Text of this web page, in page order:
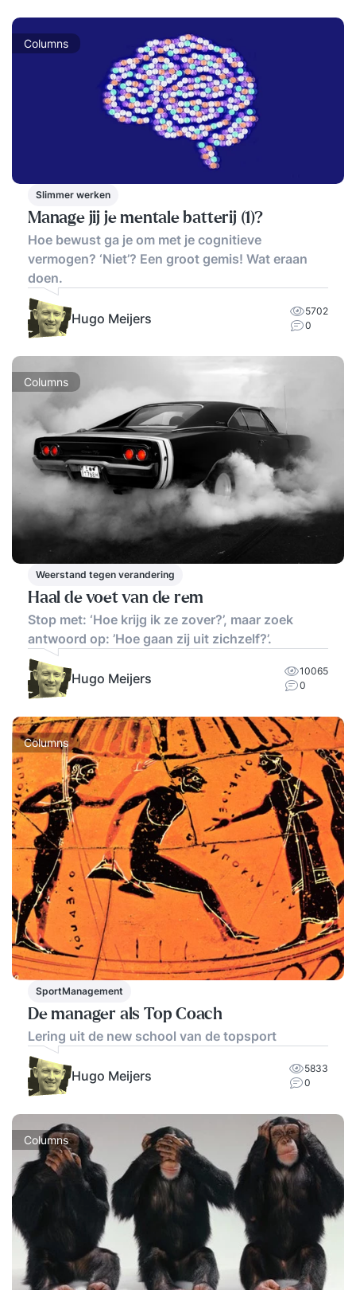
Columns
Slimmer werken
Manage jij je mentale batterij (1)?
Hoe bewust ga je om met je cognitieve
vermogen? ‘Niet’? Een groot gemis! Wat eraan
doen.
Hugo Meijers
5702
0
Columns
Weerstand tegen verandering
Haal de voet van de rem
Stop met: ‘Hoe krijg ik ze zover?’, maar zoek
antwoord op: ’Hoe gaan zij uit zichzelf?’.
Hugo Meijers
10065
0
Columns
SportManagement
De manager als Top Coach
Lering uit de new school van de topsport
Hugo Meijers
5833
0
Columns